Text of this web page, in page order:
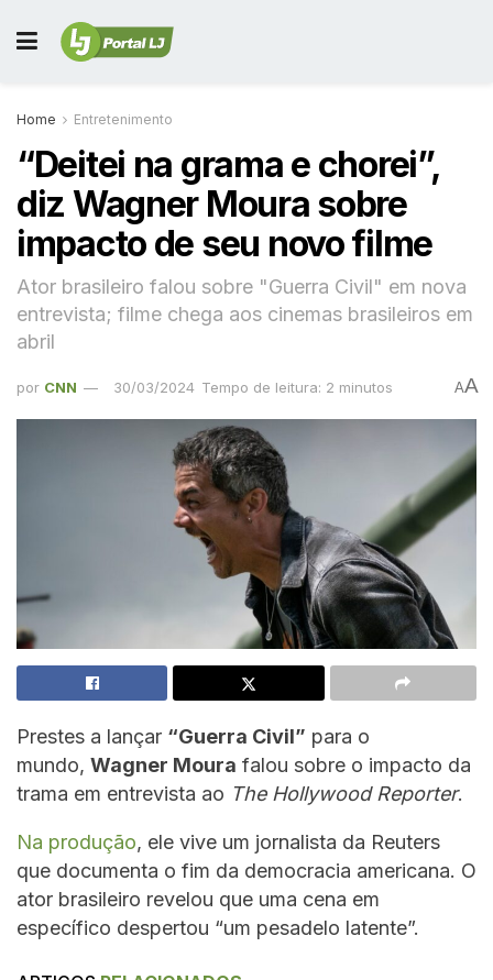
Home Entretenimento
“Deitei na grama e chorei”,
diz Wagner Moura sobre
impacto de seu novo filme
Ator brasileiro falou sobre "Guerra Civil" em nova
entrevista; filme chega aos cinemas brasileiros em
abril
por CNN 30/03/2024 Tempo de leitura: 2 minutos AA
Prestes a lançar “Guerra Civil” para o
mundo, Wagner Moura falou sobre o impacto da
trama em entrevista ao The Hollywood Reporter.
Na produção, ele vive um jornalista da Reuters
que documenta o fim da democracia americana. O
ator brasileiro revelou que uma cena em
específico despertou “um pesadelo latente”.